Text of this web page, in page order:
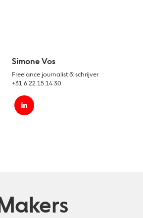
Simone Vos
Freelance journalist & schrijver
+31 6 22 15 14 30
Makers